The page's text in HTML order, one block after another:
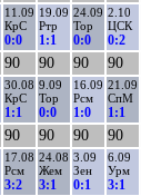
11.09
КрС
0:0
19.09
Ртр
1:1
24.09
Тор
0:0
2.10
ЦСК
0:2
90 90 90 90
30.08
КрС
1:1
9.09
Тор
0:0
16.09
Рсм
1:0
21.09
СпМ
1:1
90 90 90 90
17.08
Рсм
3:2
24.08
Жем
3:1
3.09
Зен
0:1
6.09
Урм
3:1